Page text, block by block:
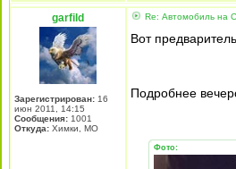
garfild
Зарегистрирован: 16
июн 2011, 14:15
Сообщения: 1001
Откуда: Химки, МО
Re: Автомобиль на
Вот
Подробнее
Фото: